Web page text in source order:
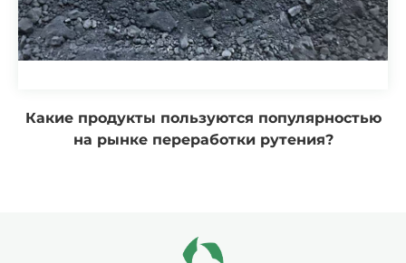
Какие продукты пользуются популярностью
на рынке переработки рутения?